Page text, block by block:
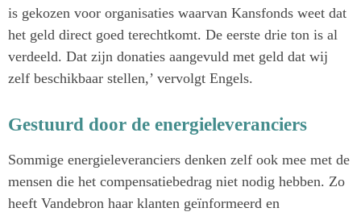
is gekozen voor organisaties waarvan Kansfonds weet dat
het geld direct goed terechtkomt. De eerste drie ton is al
verdeeld. Dat zijn donaties aangevuld met geld dat wij
zelf beschikbaar stellen,’ vervolgt Engels.
Gestuurd door de energieleveranciers
Sommige energieleveranciers denken zelf ook mee met de
mensen die het compensatiebedrag niet nodig hebben. Zo
heeft Vandebron haar klanten geïnformeerd en